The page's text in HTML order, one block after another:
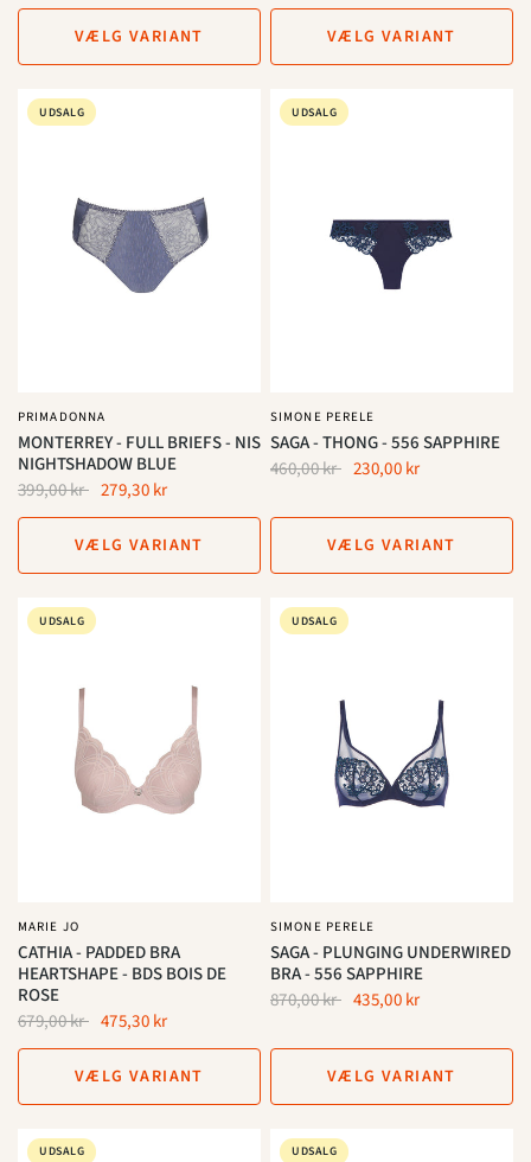
VÆLG VARIANT VÆLG VARIANT
UDSALG
PRIMADONNA
MONTERREY - FULL BRIEFS - NIS
NIGHTSHADOW BLUE
399,00 kr 279,30 kr
VÆLG VARIANT
UDSALG
SIMONE PERELE
SAGA - THONG - 556 SAPPHIRE
460,00 kr 230,00 kr
VÆLG VARIANT
UDSALG
MARIE JO
CATHIA - PADDED BRA
HEARTSHAPE - BDS BOIS DE
ROSE
679,00 kr 475,30 kr
VÆLG VARIANT
UDSALG
SIMONE PERELE
SAGA - PLUNGING UNDERWIRED
BRA - 556 SAPPHIRE
870,00 kr 435,00 kr
VÆLG VARIANT
UDSALG UDSALG